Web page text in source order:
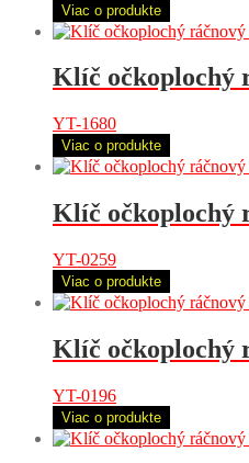
Viac o produkte
Klíč očkoplochý
YT-1680
Viac o produkte
Klíč očkoplochý
YT-0259
Viac o produkte
Klíč očkoplochý
YT-0196
Viac o produkte